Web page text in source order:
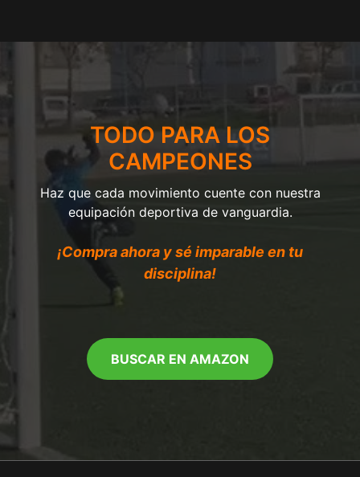
TODO PARA LOS
CAMPEONES
Haz que cada movimiento cuente con nuestra
equipación deportiva de vanguardia.
¡Compra ahora y sé imparable en tu
disciplina!
BUSCAR EN AMAZON